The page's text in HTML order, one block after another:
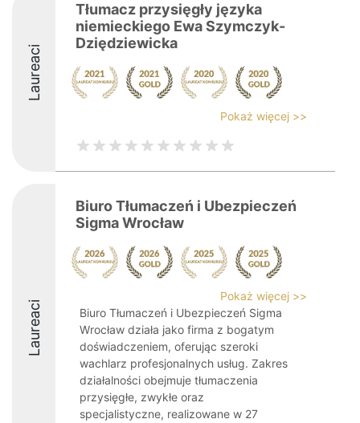
Laureaci
Tłumacz przysięgły języka
niemieckiego Ewa Szymczyk-
Dziędziewicka
Pokaż więcej >>
Laureaci
Biuro Tłumaczeń i Ubezpieczeń
Sigma Wrocław
Pokaż więcej >>
Biuro Tłumaczeń i Ubezpieczeń Sigma
Wrocław działa jako firma z bogatym
doświadczeniem, oferując szeroki
wachlarz profesjonalnych usług. Zakres
działalności obejmuje tłumaczenia
przysięgłe, zwykłe oraz
specjalistyczne, realizowane w 27